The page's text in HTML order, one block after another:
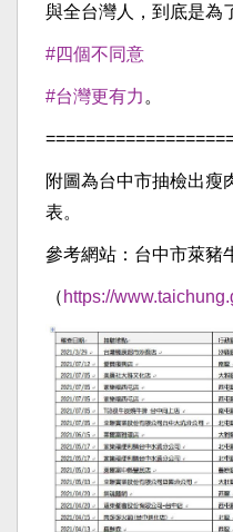
與全台灣人，到底是為
#四個不同意
#台灣更有力 。​
附圖為台中市抽檢出瘦
表。​
參考網站：台中市萊豬
（ https://